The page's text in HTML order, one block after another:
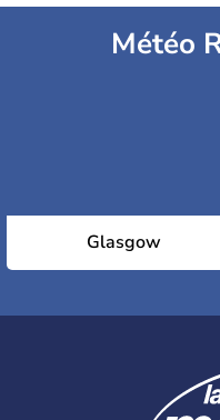
Météo
Glasgow